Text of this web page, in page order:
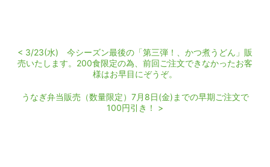
< 3/23(水) 今シーズン最後の「第三弾！、かつ煮うどん」販
売いたします。200食限定の為、前回ご注文できなかったお客
様はお早目にぞうぞ。
うなぎ弁当販売（数量限定）7月8日(金)までの早期ご注文で
100円引き！ >